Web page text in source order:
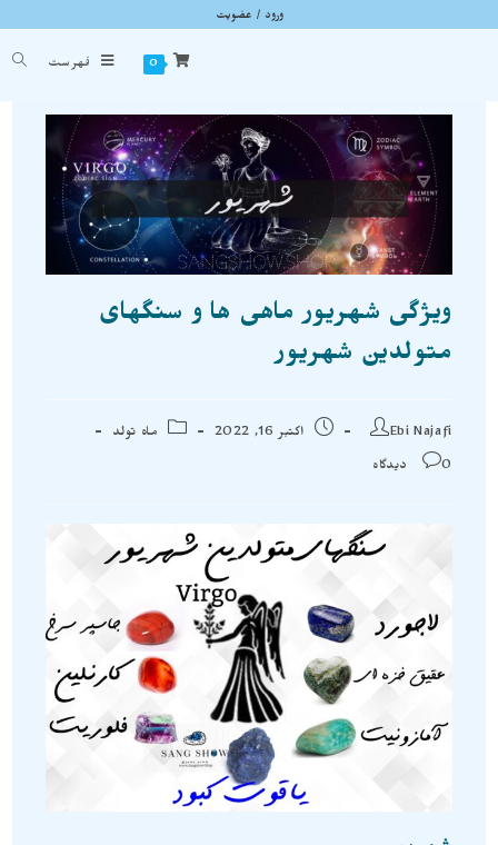
ورود / عضویت
0 فهرست
ویژگی شهریور ماهی ها و سنگهای متولدین شهریور
ویژگی شهریور ماهی ها و سنگهای
متولدین شهریور
Ebi Najafi اکتبر 16, 2022 ماه تولد
0 دیدگاه